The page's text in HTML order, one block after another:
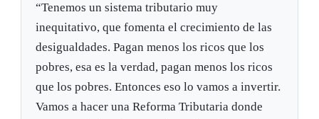
“Tenemos un sistema tributario muy
inequitativo, que fomenta el crecimiento de las
desigualdades. Pagan menos los ricos que los
pobres, esa es la verdad, pagan menos los ricos
que los pobres. Entonces eso lo vamos a invertir.
Vamos a hacer una Reforma Tributaria donde